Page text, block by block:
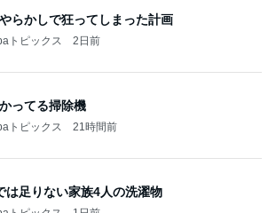
らかしで狂ってしまった計画
トピックス 2日前
ってる掃除機
トピックス 21時間前
は足りない家族4人の洗濯物